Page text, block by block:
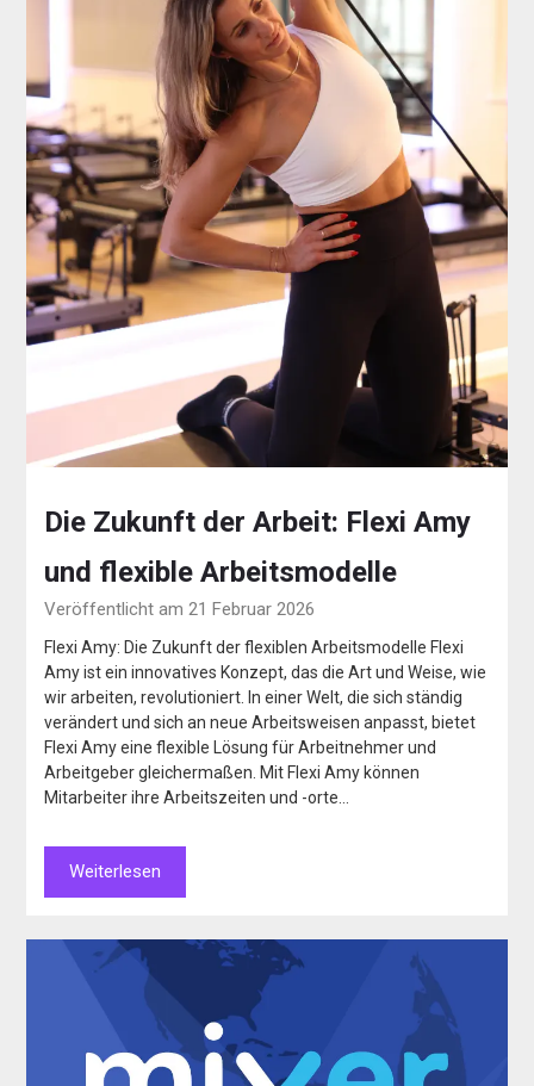
Die Zukunft der Arbeit: Flexi Amy
und flexible Arbeitsmodelle
Veröffentlicht am 21 Februar 2026
Flexi Amy: Die Zukunft der flexiblen Arbeitsmodelle Flexi
Amy ist ein innovatives Konzept, das die Art und Weise, wie
wir arbeiten, revolutioniert. In einer Welt, die sich ständig
verändert und sich an neue Arbeitsweisen anpasst, bietet
Flexi Amy eine flexible Lösung für Arbeitnehmer und
Arbeitgeber gleichermaßen. Mit Flexi Amy können
Mitarbeiter ihre Arbeitszeiten und -orte…
Weiterlesen